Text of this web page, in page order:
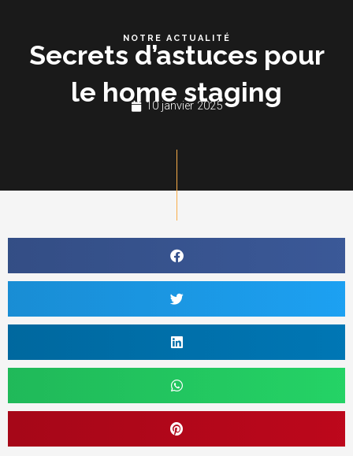
contenu
NOTRE ACTUALITÉ
Secrets d’astuces pour
le home staging
10 janvier 2025